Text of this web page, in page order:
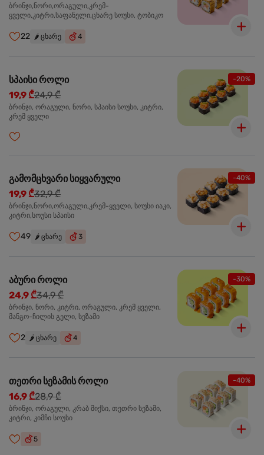
ბრინჯი,ნორი,ორაგული,კრემ-
ყველი,კიტრი,საფანელი,ცხარე სოუსი, ტობიკო
22 🌶️ ცხარე 4
-20%
სპაისი როლი
19,9 ₾24,9 ₾
ბრინჯი, ორაგული, ნორი, სპაისი სოუსი, კიტრი,
კრემ ყველი
-40%
გამომცხვარი სიყვარული
19,9 ₾32,9 ₾
ბრინჯი,ნორი,ორაგული,კრემ-ყველი, სოუსი იაკი,
კიტრი,სოუსი სპაისი
49 🌶️ ცხარე 3
-30%
აბური როლი
24,9 ₾34,9 ₾
ბრინჯი, ნორი, კიტრი, ორაგული, კრემ ყველი,
მანგო-ჩილის გელი, სეზამი
2 🌶️ ცხარე 4
-40%
თეთრი სეზამის როლი
16,9 ₾28,9 ₾
ბრინჯი, ორაგული, კრაბ მიქსი, თეთრი სეზამი,
კიტრი, კიმჩი სოუსი
5